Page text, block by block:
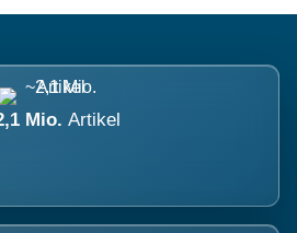
Mio. Artikel